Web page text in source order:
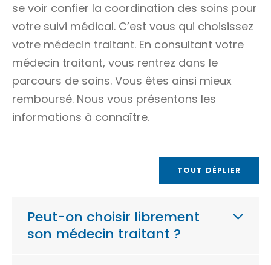
se voir confier la coordination des soins pour
votre suivi médical. C’est vous qui choisissez
votre médecin traitant. En consultant votre
médecin traitant, vous rentrez dans le
parcours de soins. Vous êtes ainsi mieux
remboursé. Nous vous présentons les
informations à connaître.
TOUT DÉPLIER
Peut-on choisir librement
son médecin traitant ?